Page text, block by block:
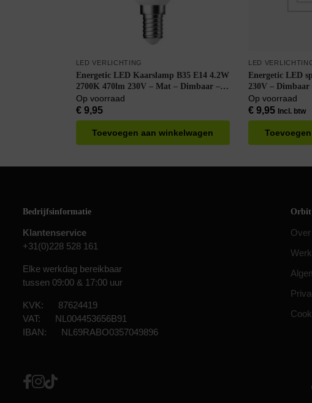
LED VERLICHTING
Energetic LED Kaarslamp B35 E14 4.2W
2700K 470lm 230V – Mat – Dimbaar –
Warm Wit
Op voorraad
€9,95
Toevoegen aan winkelwagen
LED
Energetic LED
230V –
Op voorraad
€9,95 Incl. btw
Bedrijfsinformatie
Klantenservice
+31(0)228 528 161
Elke werkdag bereikbaar
tussen 09:00 & 17:00 uur
KVK: 87624419
VAT: NL004453656B91
IBAN: NL69RABO0357049896
Orbit